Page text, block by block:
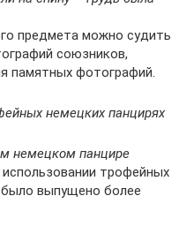
предмета можно судить
союзников,
памятных фотографий.
немецких панцирях
немецком панцире
трофейных
было выпущено более